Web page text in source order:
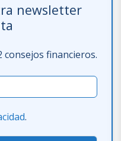
newsletter
consejos financieros.
.